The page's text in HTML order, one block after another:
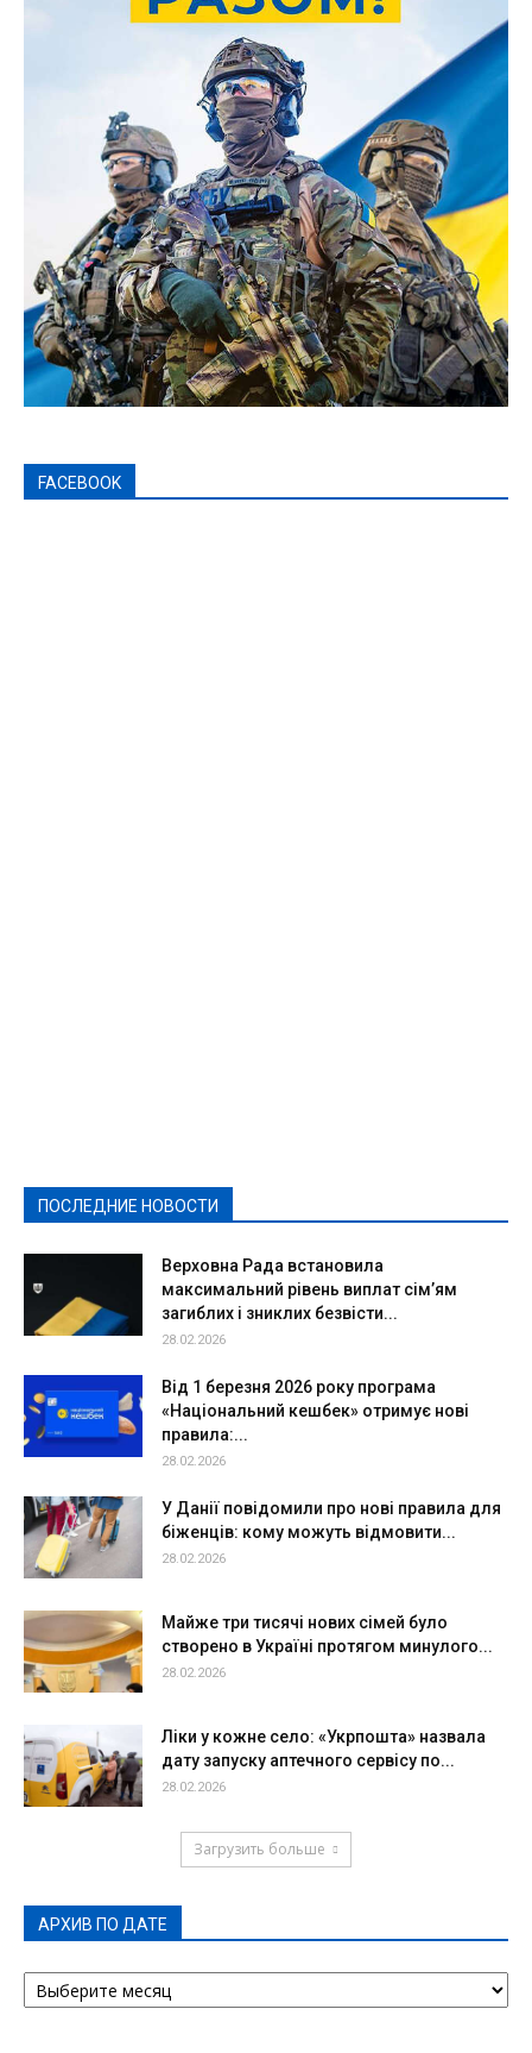
FACEBOOK
ПОСЛЕДНИЕ НОВОСТИ
Верховна Рада встановила
максимальний рівень виплат сім’ям
загиблих і зниклих безвісти...
28.02.2026
Від 1 березня 2026 року програма
«Національний кешбек» отримує нові
правила:...
28.02.2026
У Данії повідомили про нові правила для
біженців: кому можуть відмовити...
28.02.2026
Майже три тисячі нових сімей було
створено в Україні протягом минулого...
28.02.2026
Ліки у кожне село: «Укрпошта» назвала
дату запуску аптечного сервісу по...
28.02.2026
Загрузить больше
АРХИВ ПО ДАТЕ
АРХИВ
ПО